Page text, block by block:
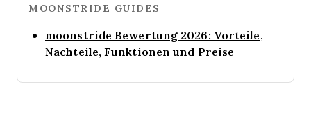
MOONSTRIDE GUIDES
moonstride Bewertung 2026: Vorteile,
Nachteile, Funktionen und Preise